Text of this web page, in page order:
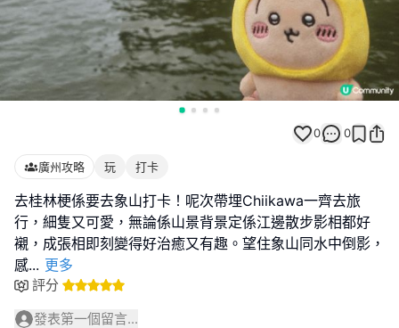
0 0
廣州攻略 玩 打卡
去桂林梗係要去象山打卡！呢次帶埋Chiikawa一齊去旅
行，細隻又可愛，無論係山景背景定係江邊散步影相都好
襯，成張相即刻變得好治癒又有趣。望住象山同水中倒影，
感... 更多
評分
發表第一個留言...